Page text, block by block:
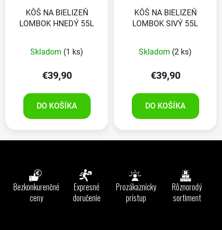
KÔŠ NA BIELIZEŇ
LOMBOK HNEDÝ 55L
Skladom (1 ks)
€39,90
DO KOŠÍKA
KÔŠ NA BIELIZEŇ
LOMBOK SIVÝ 55L
Skladom (2 ks)
€39,90
DO KOŠÍKA
Bezkonkurenčné
ceny
Expresné
doručenie
Prozákaznícky
prístup
Rôznorodý
sortiment